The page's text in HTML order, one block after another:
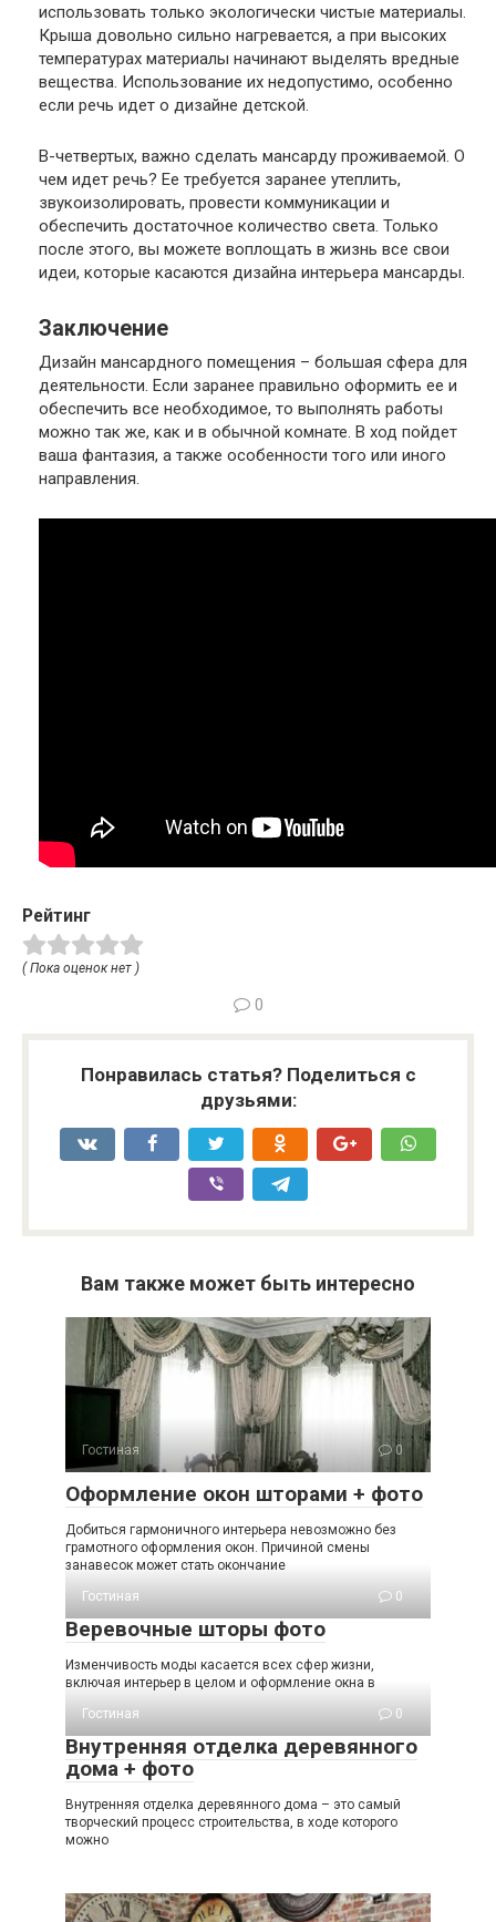
использовать только экологически чистые материалы.
Крыша довольно сильно нагревается, а при высоких
температурах материалы начинают выделять вредные
вещества. Использование их недопустимо, особенно
если речь идет о дизайне детской.
В-четвертых, важно сделать мансарду проживаемой. О
чем идет речь? Ее требуется заранее утеплить,
звукоизолировать, провести коммуникации и
обеспечить достаточное количество света. Только
после этого, вы можете воплощать в жизнь все свои
идеи, которые касаются дизайна интерьера мансарды.
Заключение
Дизайн мансардного помещения – большая сфера для
деятельности. Если заранее правильно оформить ее и
обеспечить все необходимое, то выполнять работы
можно так же, как и в обычной комнате. В ход пойдет
ваша фантазия, а также особенности того или иного
направления.
Рейтинг
( Пока оценок нет )
0
Понравилась статья? Поделиться с
друзьями:
Вам также может быть интересно
Гостиная 0
Оформление окон шторами + фото
Добиться гармоничного интерьера невозможно без
грамотного оформления окон. Причиной смены
занавесок может стать окончание
Гостиная
0
Веревочные шторы фото
Изменчивость моды касается всех сфер жизни,
включая интерьер в целом и оформление окна в
Гостиная
0
Внутренняя отделка деревянного
дома + фото
Внутренняя отделка деревянного дома – это самый
творческий процесс строительства, в ходе которого
можно